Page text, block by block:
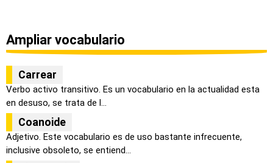
Ampliar vocabulario
Carrear
Verbo activo transitivo. Es un vocabulario en la actualidad esta
en desuso, se trata de l...
Coanoide
Adjetivo. Este vocabulario es de uso bastante infrecuente,
inclusive obsoleto, se entiend...